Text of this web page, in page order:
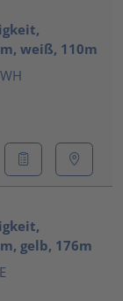
weiß, 110m
gelb, 176m